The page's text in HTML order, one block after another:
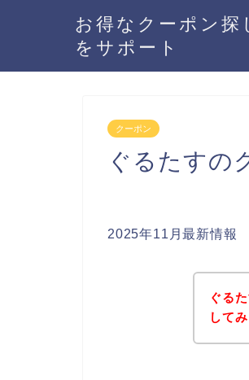
お得なクーポン探
をサポート
クーポン
ぐるたすの
2025年11月最新情報
ぐる
して